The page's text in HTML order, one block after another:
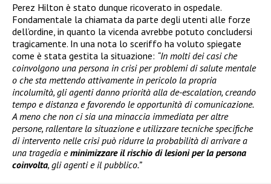
Perez Hilton è stato dunque ricoverato in ospedale.
Fondamentale la chiamata da parte degli utenti alle forze
dell’ordine, in quanto la vicenda avrebbe potuto concludersi
tragicamente. In una nota lo sceriffo ha voluto spiegate
come è stata gestita la situazione: “In molti dei casi che
coinvolgono una persona in crisi per problemi di salute mentale
o che sta mettendo attivamente in pericolo la propria
incolumità, gli agenti danno priorità alla de-escalation, creando
tempo e distanza e favorendo le opportunità di comunicazione.
A meno che non ci sia una minaccia immediata per altre
persone, rallentare la situazione e utilizzare tecniche specifiche
di intervento nelle crisi può ridurre la probabilità di arrivare a
una tragedia eminimizzare il rischio di lesioni per la persona
coinvolta, gli agenti e il pubblico.”